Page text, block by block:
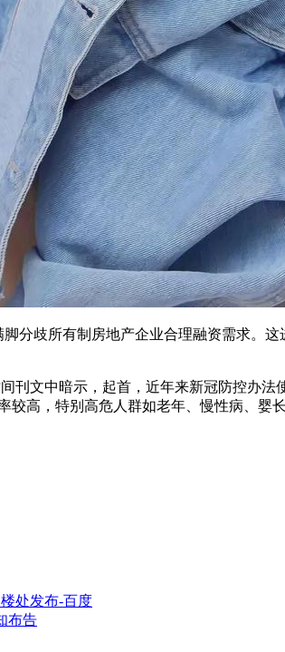
歧所有制房地产企业合理融资需求。这
文中暗示，起首，近年来新冠防控办法
较高，特别高危人群如老年、慢性病、婴
处发布-百度
布告